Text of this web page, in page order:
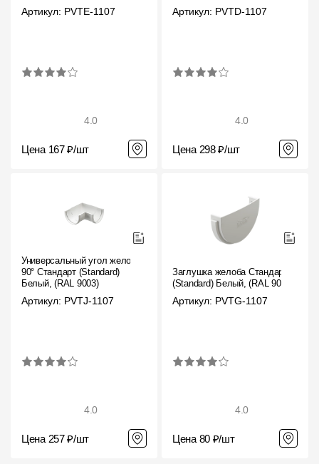
Артикул: PVTE-1107
4.0
Цена 167 ₽/шт
Артикул: PVTD-1107
4.0
Цена 298 ₽/шт
Универсальный угол желоба
90° Стандарт (Standard)
Белый, (RAL 9003)
Артикул: PVTJ-1107
4.0
Цена 257 ₽/шт
Заглушка желоба Стандарт
(Standard) Белый, (RAL 9003)
Артикул: PVTG-1107
4.0
Цена 80 ₽/шт